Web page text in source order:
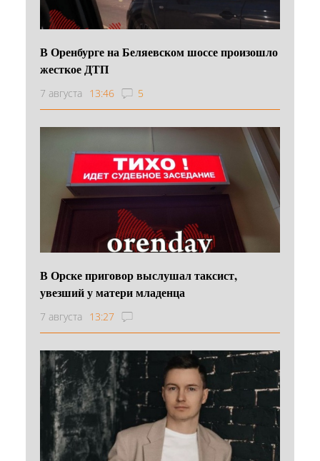
В Оренбурге на Беляевском шоссе произошло
жесткое ДТП
7 августа 13:46 5
В Орске приговор выслушал таксист,
увезший у матери младенца
7 августа 13:27